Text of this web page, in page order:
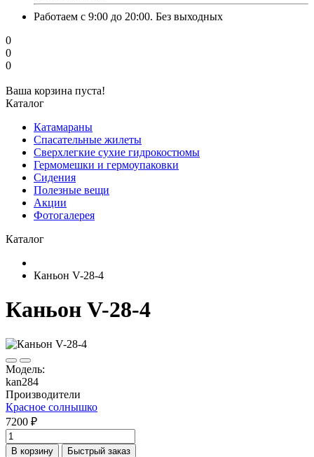
Работаем с 9:00 до 20:00. Без выходных
0
0
0
Ваша корзина пуста!
Каталог
Катамараны
Спасательные жилеты
Сверхлегкие сухие гидрокостюмы
Гермомешки и гермоупаковки
Сидения
Полезные вещи
Акции
Фотогалерея
Каталог
Каньон V-28-4
Каньон V-28-4
Модель:
kan284
Производители
Красное солнышко
7200 ₽
В корзину Быстрый заказ